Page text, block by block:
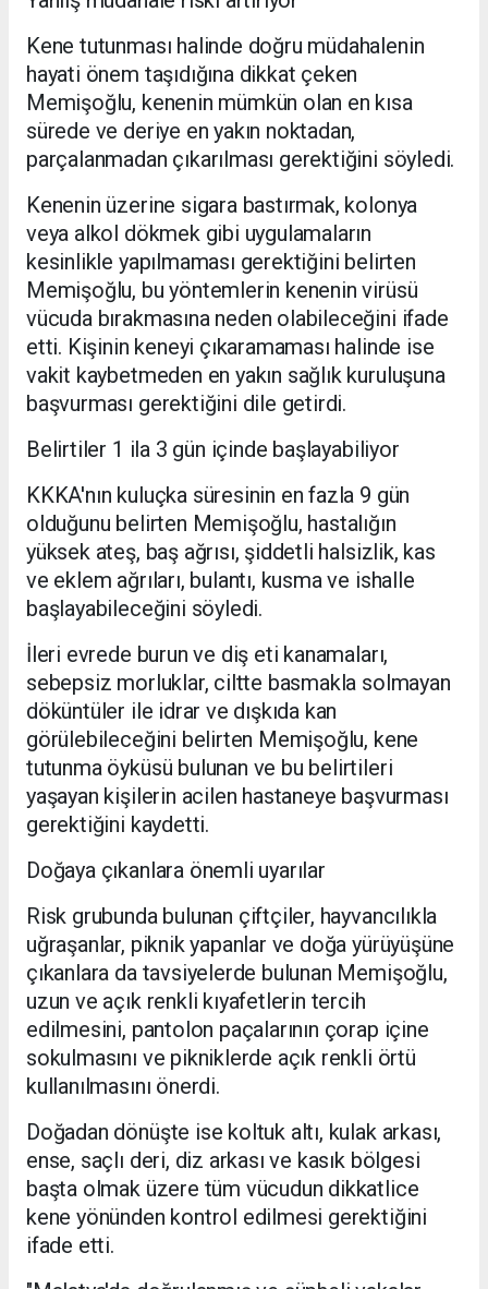
Kene tutunması halinde doğru müdahalenin
hayati önem taşıdığına dikkat çeken
Memişoğlu, kenenin mümkün olan en kısa
sürede ve deriye en yakın noktadan,
parçalanmadan çıkarılması gerektiğini söyledi.
Kenenin üzerine sigara bastırmak, kolonya
veya alkol dökmek gibi uygulamaların
kesinlikle yapılmaması gerektiğini belirten
Memişoğlu, bu yöntemlerin kenenin virüsü
vücuda bırakmasına neden olabileceğini ifade
etti. Kişinin keneyi çıkaramaması halinde ise
vakit kaybetmeden en yakın sağlık kuruluşuna
başvurması gerektiğini dile getirdi.
Belirtiler 1 ila 3 gün içinde başlayabiliyor
KKKA'nın kuluçka süresinin en fazla 9 gün
olduğunu belirten Memişoğlu, hastalığın
yüksek ateş, baş ağrısı, şiddetli halsizlik, kas
ve eklem ağrıları, bulantı, kusma ve ishalle
başlayabileceğini söyledi.
İleri evrede burun ve diş eti kanamaları,
sebepsiz morluklar, ciltte basmakla solmayan
döküntüler ile idrar ve dışkıda kan
görülebileceğini belirten Memişoğlu, kene
tutunma öyküsü bulunan ve bu belirtileri
yaşayan kişilerin acilen hastaneye başvurması
gerektiğini kaydetti.
Doğaya çıkanlara önemli uyarılar
Risk grubunda bulunan çiftçiler, hayvancılıkla
uğraşanlar, piknik yapanlar ve doğa yürüyüşüne
çıkanlara da tavsiyelerde bulunan Memişoğlu,
uzun ve açık renkli kıyafetlerin tercih
edilmesini, pantolon paçalarının çorap içine
sokulmasını ve pikniklerde açık renkli örtü
kullanılmasını önerdi.
Doğadan dönüşte ise koltuk altı, kulak arkası,
ense, saçlı deri, diz arkası ve kasık bölgesi
başta olmak üzere tüm vücudun dikkatlice
kene yönünden kontrol edilmesi gerektiğini
ifade etti.